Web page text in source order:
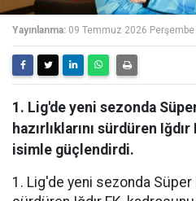
Yayınlanma: 09 Temmuz 2026
1. Lig'de yeni sezonda
hazırlıklarını sürdüren
isimle güçlendirdi.
1. Lig'de yeni sezonda Süper